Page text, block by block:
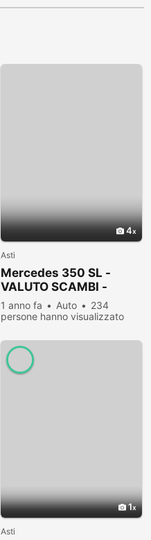
4
Asti
Mercedes 350 SL -
VALUTO SCAMBI -
manuale -italiana
1 anno fa Auto
234
persone hanno visualizzato
1
Asti